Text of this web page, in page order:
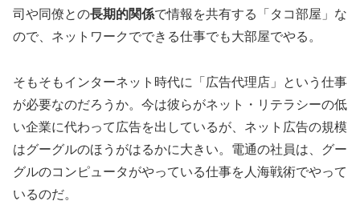
司や同僚との長期的関係で情報を共有する「タコ部屋」な
ので、ネットワークでできる仕事でも大部屋でやる。
そもそもインターネット時代に「広告代理店」という仕事
が必要なのだろうか。今は彼らがネット・リテラシーの低
い企業に代わって広告を出しているが、ネット広告の規模
はグーグルのほうがはるかに大きい。電通の社員は、グー
グルのコンピュータがやっている仕事を人海戦術でやって
いるのだ。